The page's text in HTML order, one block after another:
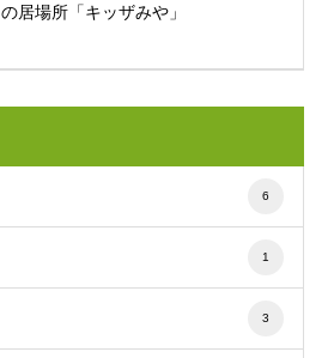
の居場所「キッザみや」
6
1
3